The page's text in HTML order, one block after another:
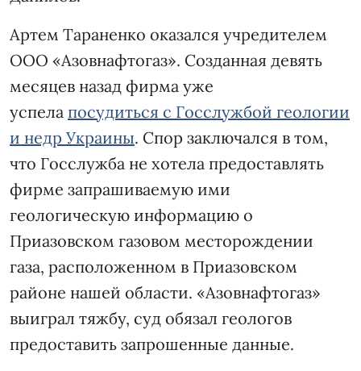
Артем Тараненко оказался учредителем
ООО «Азовнафтогаз». Созданная девять
месяцев назад фирма уже
успела посудиться с Госслужбой геологии
и недр Украины. Спор заключался в том,
что Госслужба не хотела предоставлять
фирме запрашиваемую ими
геологическую информацию о
Приазовском газовом месторождении
газа, расположенном в Приазовском
районе нашей области. «Азовнафтогаз»
выиграл тяжбу, суд обязал геологов
предоставить запрошенные данные.